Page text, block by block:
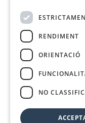
Amb el suport
RENDIMENT
ORIENTACIÓ
NO